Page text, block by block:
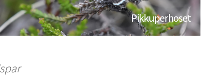
Pikkuperhoset